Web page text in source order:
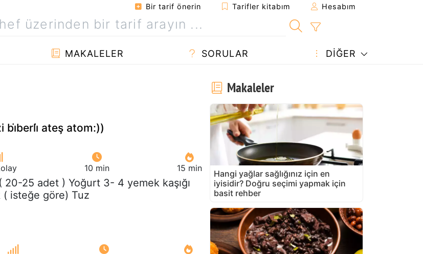
Bir tarif önerin Tarifler kitabım Hesabım
MAKALELER SORULAR DIĞER
bi̇berli̇ ateş atom:))
10 min 15 min
20-25 adet ) Yoğurt 3- 4 yemek kaşığı
( isteğe göre) Tuz
Makaleler
Hangi yağlar sağlığınız için en
iyisidir? Doğru seçimi yapmak için
basit rehber